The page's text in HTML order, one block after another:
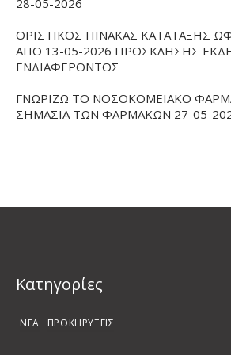
28-05-2026
ΟΡΙΣΤΙΚΟΣ ΠΙΝΑΚΑΣ ΚΑΤΑΤΑΞΗΣ
ΑΠΟ 13-05-2026 ΠΡΟΣΚΛΗΣΗΣ
ΕΝΔΙΑΦΕΡΟΝΤΟΣ
ΓΝΩΡΙΖΩ ΤΟ ΝΟΣΟΚΟΜΕΙΑΚΟ
ΣΗΜΑΣΙΑ ΤΩΝ ΦΑΡΜΑΚΩΝ 27-05-
Kατηγορίες
ΝΕΑ ΠΡΟΚΗΡΥΞΕΙΣ